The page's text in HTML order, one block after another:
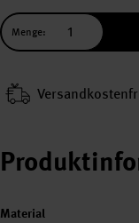
Menge:
Material